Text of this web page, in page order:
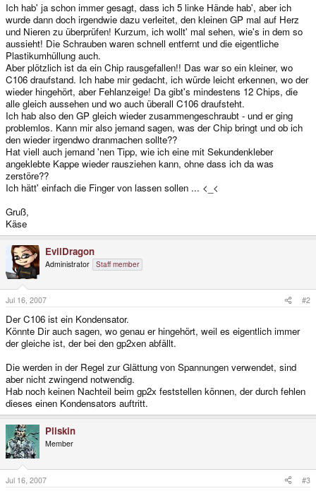
Ich hab' ja schon immer gesagt, dass ich 5 linke Hände hab', aber ich
wurde dann doch irgendwie dazu verleitet, den kleinen GP mal auf Herz
und Nieren zu überprüfen! Kurzum, ich wollt' mal sehen, wie's in dem so
aussieht! Die Schrauben waren schnell entfernt und die eigentliche
Plastikumhüllung auch.
Aber plötzlich ist da ein Chip rausgefallen!! Das war so ein kleiner, wo
C106 draufstand. Ich habe mir gedacht, ich würde leicht erkennen, wo der
wieder hingehört, aber Fehlanzeige! Da gibt's mindestens 12 Chips, die
alle gleich aussehen und wo auch überall C106 draufsteht.
Ich hab also den GP gleich wieder zusammengeschraubt - und er ging
problemlos. Kann mir also jemand sagen, was der Chip bringt und ob ich
den wieder irgendwo dranmachen sollte??
Hat viell auch jemand 'nen Tipp, wie ich eine mit Sekundenkleber
angeklebte Kappe wieder rausziehen kann, ohne dass ich da was
zerstöre??
Ich hätt' einfach die Finger von lassen sollen ... <_<
Gruß,
Käse
EvilDragon
Administrator Staff member
Jul 16, 2007 #2
Der C106 ist ein Kondensator.
Könnte Dir auch sagen, wo genau er hingehört, weil es eigentlich immer
der gleiche ist, der bei den gp2xen abfällt.
Die werden in der Regel zur Glättung von Spannungen verwendet, sind
aber nicht zwingend notwendig.
Hab noch keinen Nachteil beim gp2x feststellen können, der durch fehlen
dieses einen Kondensators auftritt.
Pliskin
Member
Jul 16, 2007 #3